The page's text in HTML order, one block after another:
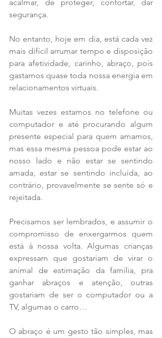
acalmar, de proteger, confortar, dar
segurança.
No entanto, hoje em dia, está cada vez
mais difícil arrumar tempo e disposição
para afetividade, carinho, abraço, pois
gastamos quase toda nossa energia em
relacionamentos virtuais.
Muitas vezes estamos no telefone ou
computador e até procurando algum
presente especial para quem amamos,
mas essa mesma pessoa pode estar ao
nosso lado e não estar se sentindo
amada, estar se sentindo incluída, ao
contrário, provavelmente se sente só e
rejeitada.
Precisamos ser lembrados, e assumir o
compromisso de enxergarmos quem
está à nossa volta. Algumas crianças
expressam que gostariam de virar o
animal de estimação da família, pra
ganhar abraços e atenção, outras
gostariam de ser o computador ou a
TV, algumas o carro…
O abraço é um gesto tão simples, mas